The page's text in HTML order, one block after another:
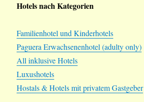
Hotels nach Kategorien
Familienhotel und Kinderhotels
Paguera Erwachsenenhotel (adulty only)
All inklusive Hotels
Luxushotels
Hostals & Hotels mit privatem Gastgeber